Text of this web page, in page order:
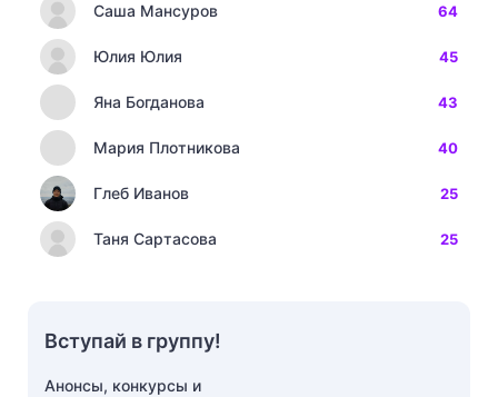
Саша Мансуров 64
Юлия Юлия 45
Яна Богданова 43
Мария Плотникова 40
Глеб Иванов 25
Таня Сартасова 25
Вступай в группу!
Анонсы, конкурсы и